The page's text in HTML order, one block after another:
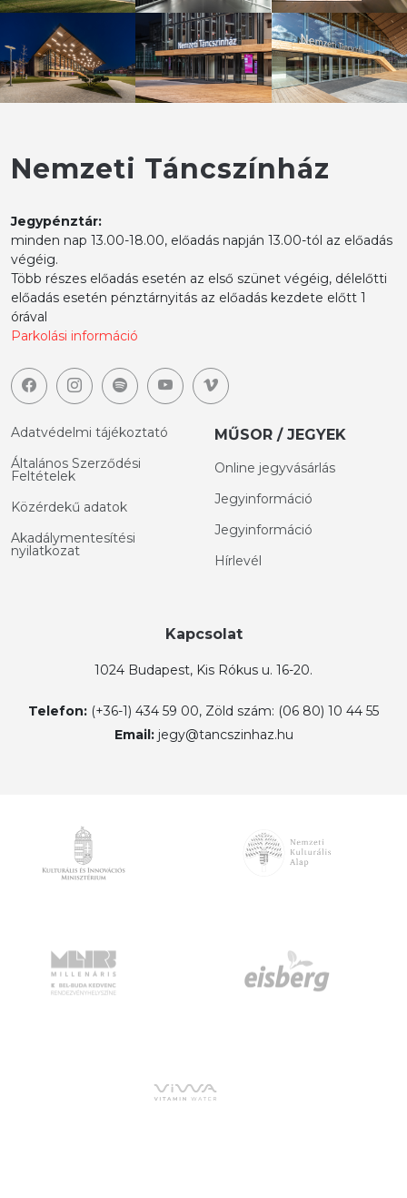
Nemzeti Táncszínház
Jegypénztár:
minden nap 13.00-18.00, előadás napján 13.00-tól az előadás
végéig.
Több részes előadás esetén az első szünet végéig, délelőtti
előadás esetén pénztárnyitás az előadás kezdete előtt 1
órával
Parkolási információ
Adatvédelmi tájékoztató
Általános Szerződési
Feltételek
Közérdekű adatok
Akadálymentesítési
nyilatkozat
MŰSOR / JEGYEK
Online jegyvásárlás
Jegyinformáció
Jegyinformáció
Hírlevél
Kapcsolat
1024 Budapest, Kis Rókus u. 16-20.
Telefon: (+36-1) 434 59 00, Zöld szám: (06 80) 10 44 55
Email: jegy@tancszinhaz.hu